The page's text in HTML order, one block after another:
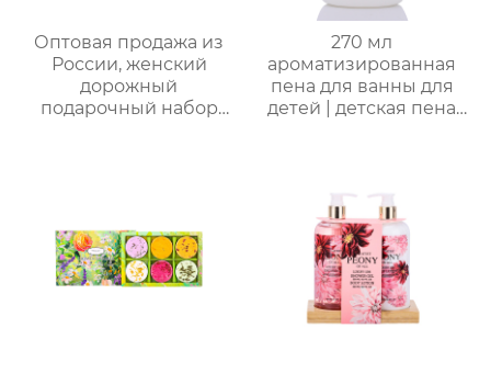
Оптовая продажа из
России, женский
дорожный
подарочный набор
портативная сумка из
ПВХ, доступен OEM-
производитель
270 мл
ароматизированная
пена для ванны для
детей | детская пена
дыня/сливочная
овсянка) | подходит
для младенцев и
маленьких детей с
чувствительной
кожей